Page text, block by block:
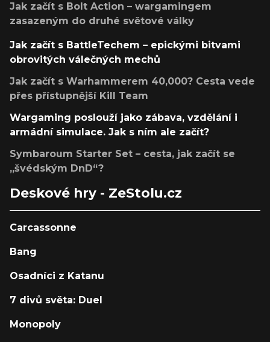
Jak začít s Bolt Action – wargamingem
zasazeným do druhé světové války
Jak začít s BattleTechem – epickými bitvami
obrovitých válečných mechů
Jak začít s Warhammerem 40,000? Cesta vede
přes přístupnější Kill Team
Wargaming poslouží jako zábava, vzdělání i
armádní simulace. Jak s ním ale začít?
Symbaroum Starter Set – cesta, jak začít se
„švédským DnD“?
Deskové hry - ZeStolu.cz
Carcassonne
Bang
Osadníci z Katanu
7 divů světa: Duel
Monopoly